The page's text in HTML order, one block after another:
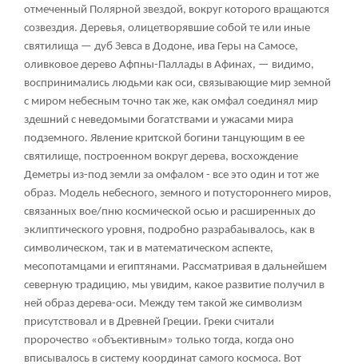
отмеченный Полярной звездой, вокруг которого вращаются
созвездия. Деревья, олицетворявшие собой те или иные
святилища — дуб Зевса в Додоне, ива Геры на Самосе,
оливковое дерево Афпны-Паллады в Афинах, — видимо,
воспринимались людьми как оси, связывающие мир земной
с миром небесным точно так же, как омфал соединял мир
здешний с неведомыми богатствами и ужасами мира
подземного. Явление критской богини танцующим в ее
святилище, построенном вокруг дерева, восхождение
Деметры из-под земли за омфалом - все это один и тот же
образ. Модель небесного, земного и потустороннего миров,
связанных вое/пню космической осью и расширенных до
эклиптического уровня, подробно разрабаывалось, как в
символическом, так и в математическом аспекте,
месопотамцами и египтянами. Рассматривая в дальнейшем
северную традицию, мы увидим, какое развитие получил в
ней образ дерева-оси. Между тем такой же символизм
присутствовал и в Древней Греции. Греки считали
пророчество «объективным» только тогда, когда оно
вписывалось в систему координат самого космоса. Вот